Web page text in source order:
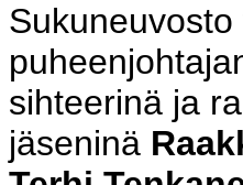
sihteerinä ja
jäseninä